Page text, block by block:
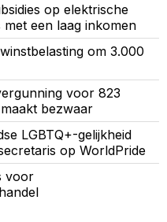
op elektrische
met een laag inkomen
om 3.000
voor 823
bezwaar
LGBTQ+-gelijkheid
op WorldPride
voor